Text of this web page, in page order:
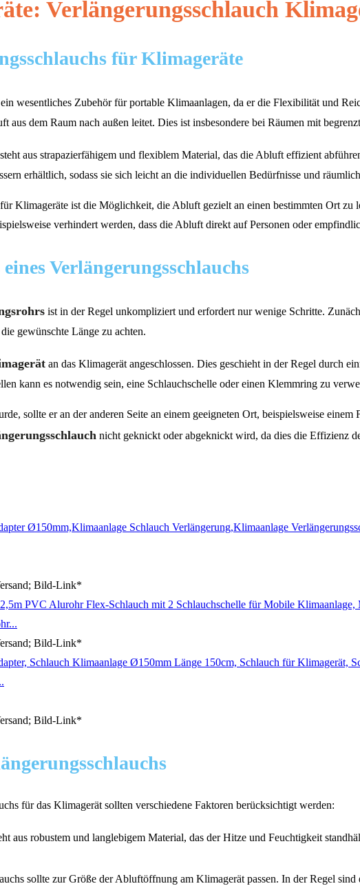
Verlängerungsschlauch
für Klimageräte
wesentliches Zubehör für portable Klimaanlagen, da er die Flexibilität und
aus dem Raum nach außen leitet. Dies ist insbesondere bei Räumen mit
aus strapazierfähigem und flexiblem Material, das die Abluft effizient
erhältlich, sodass sie sich leicht an die individuellen Bedürfnisse und
Klimageräte ist die Möglichkeit, die Abluft gezielt an einen bestimmten Ort
verhindert werden, dass die Abluft direkt auf Personen oder
Verlängerungsschlauchs
ist in der Regel unkompliziert und erfordert nur wenige Schritte.
gewünschte Länge zu achten.
an das Klimagerät angeschlossen. Dies geschieht in der Regel durch
kann es notwendig sein, eine Schlauchschelle oder einen Klemmring zu
sollte er an der anderen Seite an einem geeigneten Ort, beispielsweise
nicht geknickt oder abgeknickt wird, da dies die Effizienz
Bild-Link*
Bild-Link*
Bild-Link*
für das Klimagerät sollten verschiedene Faktoren berücksichtigt werden:
aus robustem und langlebigem Material, das der Hitze und Feuchtigkeit
sollte zur Größe der Abluftöffnung am Klimagerät passen. In der Regel